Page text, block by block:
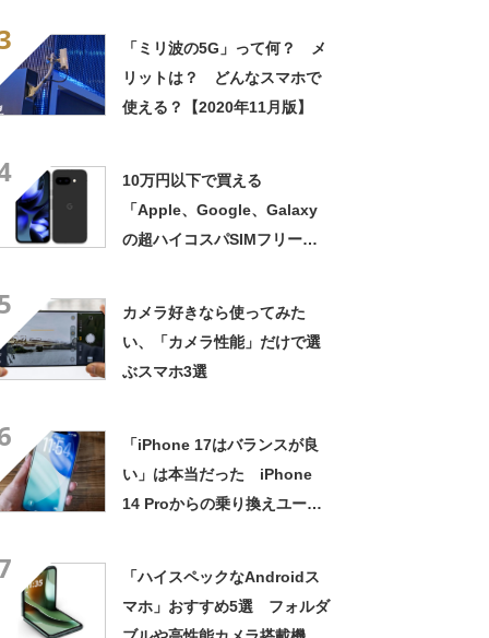
「ミリ波の5G」って何？ メ
リットは？ どんなスマホで
使える？【2020年11月版】
10万円以下で買える
「Apple、Google、Galaxy
の超ハイコスパSIMフリース
カメラ好きなら使ってみた
い、「カメラ性能」だけで選
ぶスマホ3選
「iPhone 17はバランスが良
い」は本当だった iPhone
14 Proからの乗り換えユーザ
「ハイスペックなAndroidス
マホ」おすすめ5選 フォルダ